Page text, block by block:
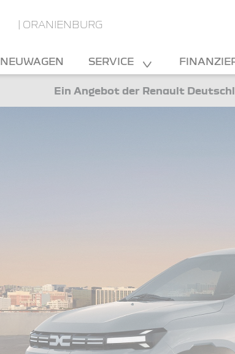
| ORANIENBURG
NEUWAGEN SERVICE
Ein Angebot der Renault